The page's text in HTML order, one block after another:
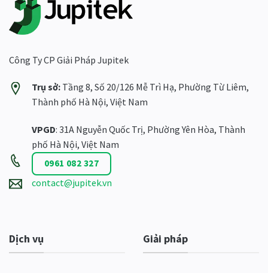
Công Ty CP Giải Pháp Jupitek
Trụ sở: Tầng 8, Số 20/126 Mễ Trì Hạ, Phường Từ Liêm,
Thành phố Hà Nội, Việt Nam
VPGD: 31A Nguyễn Quốc Trị, Phường Yên Hòa, Thành
phố Hà Nội, Việt Nam
0961 082 327
contact@jupitek.vn
Dịch vụ Giải pháp